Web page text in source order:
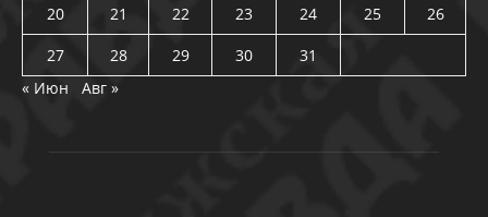
20
21 22 23 24 25
26
27
28 29 30
31
« Июн
Авг »